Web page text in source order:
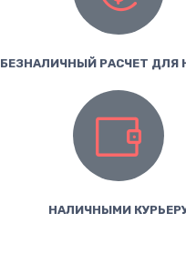
БЕЗНАЛИЧНЫЙ РАСЧЕТ ДЛЯ
НАЛИЧНЫМИ